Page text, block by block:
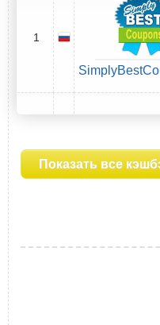
1
Показать все